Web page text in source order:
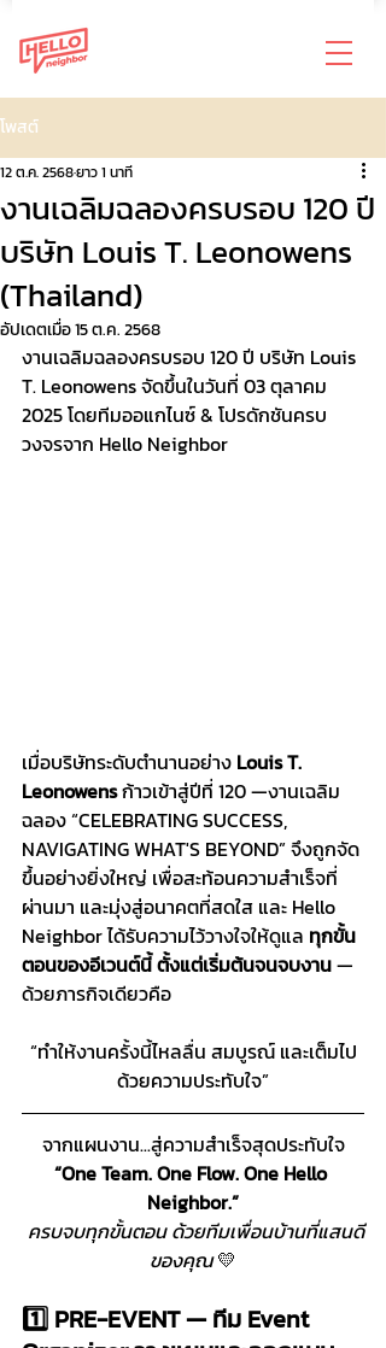
โพสต์
งานเฉลิมฉลองครบรอบ 120 ปี
บริษัท Louis T. Leonowens
(Thailand)
12 ต.ค. 2568ยาว 1 นาที
อัปเดตเมื่อ15 ต.ค. 2568
งานเฉลิมฉลองครบรอบ 120 ปี บริษัท Louis
T. Leonowens จัดขึ้นในวันที่ 03 ตุลาคม
2025 โดยทีมออแกไนซ์ & โปรดักชันครบ
วงจรจาก Hello Neighbor
เมื่อบริษัทระดับตำนานอย่าง Louis T.
Leonowens ก้าวเข้าสู่ปีที่ 120 —งานเฉลิม
ฉลอง “CELEBRATING SUCCESS,
NAVIGATING WHAT'S BEYOND” จึงถูกจัด
ขึ้นอย่างยิ่งใหญ่ เพื่อสะท้อนความสำเร็จที่
ผ่านมา และมุ่งสู่อนาคตที่สดใส และ Hello
Neighbor ได้รับความไว้วางใจให้ดูแล ทุกขั้น
ตอนของอีเวนต์นี้ ตั้งแต่เริ่มต้นจนจบงาน —
ด้วยภารกิจเดียวคือ
“ทำให้งานครั้งนี้ไหลลื่น สมบูรณ์ และเต็มไป
ด้วยความประทับใจ”
จากแผนงาน...สู่ความสำเร็จสุดประทับใจ
“One Team. One Flow. One Hello
Neighbor.”
ครบจบทุกขั้นตอน ด้วยทีมเพื่อนบ้านที่แสนดี
ของคุณ 💛
1️⃣ PRE-EVENT — ทีม Event